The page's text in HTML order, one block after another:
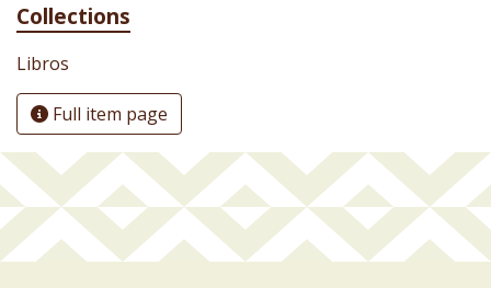
Collections
Libros
Full item page